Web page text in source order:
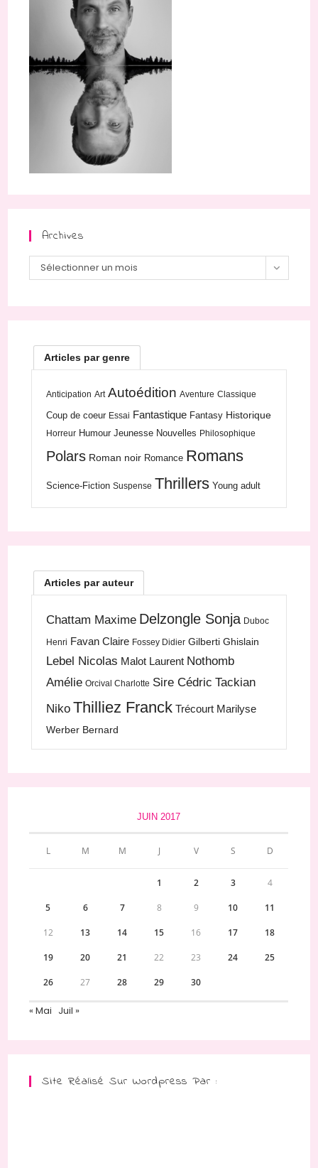
Archives
Archives
Sélectionner un mois
Articles par genre
Anticipation Art Autoédition Aventure Classique
Coup de coeur Essai Fantastique Fantasy Historique
Horreur Humour Jeunesse Nouvelles Philosophique
Polars Roman noir Romance Romans
Science-Fiction Suspense Thrillers Young adult
Articles par auteur
Chattam Maxime Delzongle Sonja Duboc
Henri Favan Claire Fossey Didier Gilberti Ghislain
Lebel Nicolas Malot Laurent Nothomb
Amélie Orcival Charlotte Sire Cédric Tackian
Niko Thilliez Franck Trécourt Marilyse
Werber Bernard
JUIN 2017
L M M J V S D
1 2 3 4
5 6 7 8 9 10 11
12 13 14 15 16 17 18
19 20 21 22 23 24 25
26 27 28 29 30
« Mai Juil »
Site Réalisé Sur Wordpress Par :